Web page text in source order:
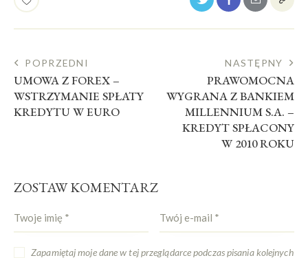
POPRZEDNI
UMOWA Z FOREX –
WSTRZYMANIE SPŁATY
KREDYTU W EURO
NASTĘPNY
PRAWOMOCNA
WYGRANA Z BANKIEM
MILLENNIUM S.A. –
KREDYT SPŁACONY
W 2010 ROKU
ZOSTAW KOMENTARZ
Zapamiętaj moje dane w tej przeglądarce podczas pisania kolejnych